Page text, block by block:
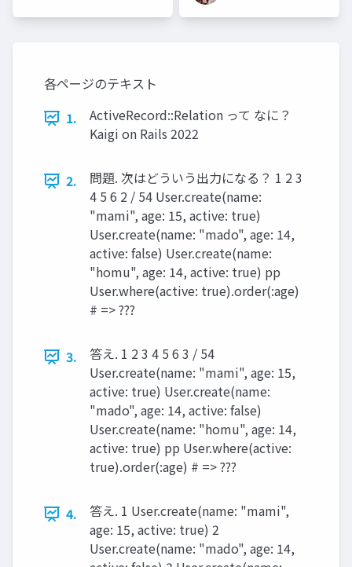
各ページのテキスト
1.
ActiveRecord::Relation って なに？
Kaigi on Rails 2022
2.
問題. 次はどういう出力になる？ 1 2 3
4 5 6 2 / 54 User.create(name:
"mami", age: 15, active: true)
User.create(name: "mado", age: 14,
active: false) User.create(name:
"homu", age: 14, active: true) pp
User.where(active: true).order(:age)
# => ???
3.
答え. 1 2 3 4 5 6 3 / 54
User.create(name: "mami", age: 15,
active: true) User.create(name:
"mado", age: 14, active: false)
User.create(name: "homu", age: 14,
active: true) pp User.where(active:
true).order(:age) # => ???
4.
答え. 1 User.create(name: "mami",
age: 15, active: true) 2
User.create(name: "mado", age: 14,